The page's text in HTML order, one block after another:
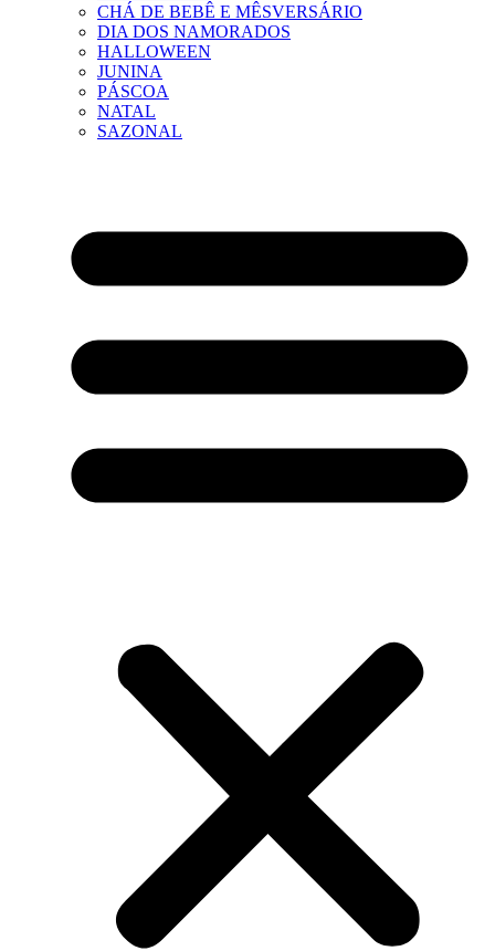
CHÁ DE BEBÊ E MÊSVERSÁRIO
DIA DOS NAMORADOS
HALLOWEEN
JUNINA
PÁSCOA
NATAL
SAZONAL